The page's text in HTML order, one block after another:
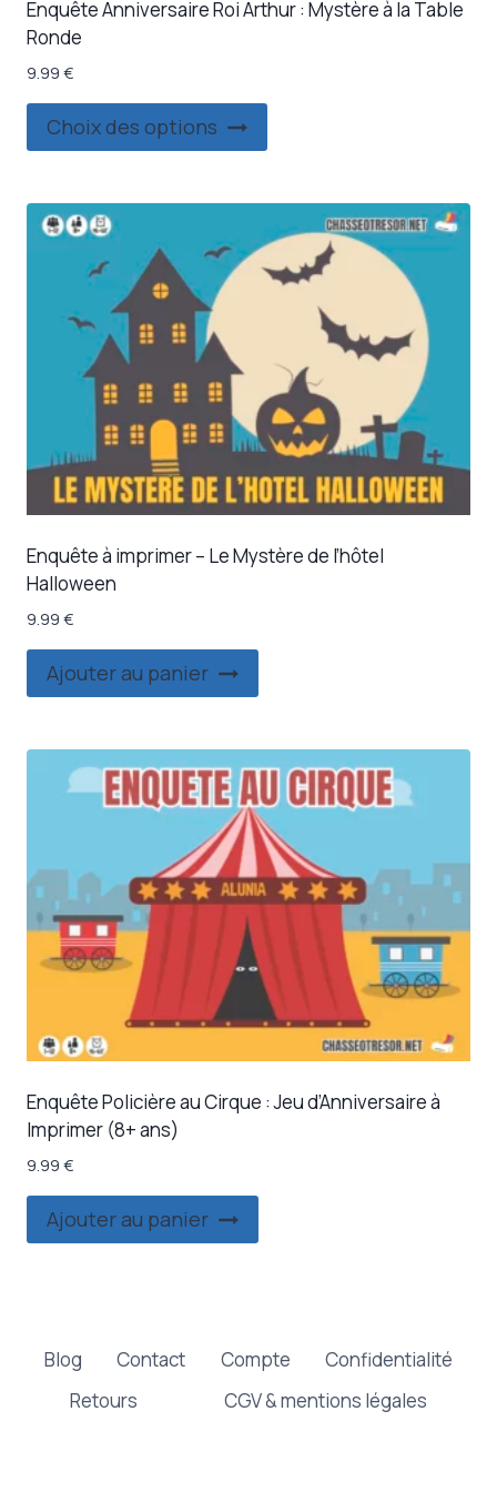
Enquête Anniversaire Roi Arthur : Mystère à la Table
Ronde
9.99 €
Choix des options
produit
plusieurs
variations.
Les
peuvent
choisies
sur
la
page
du
Enquête à imprimer – Le Mystère de l’hôtel
Halloween
9.99 €
Ajouter au panier
Enquête Policière au Cirque : Jeu d’Anniversaire à
Imprimer (8+ ans)
9.99 €
Ajouter au panier
Blog Contact Compte
Confidentialité
Retours
CGV & mentions légales